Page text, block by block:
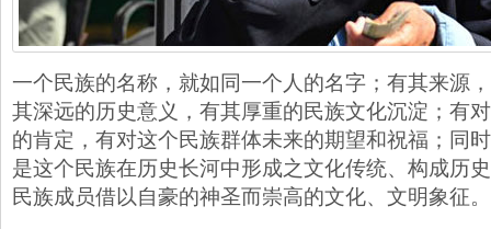
一个民族的名称，就如同一个人的名字；有其来源
其深远的历史意义，有其厚重的民族文化沉淀；有
的肯定，有对这个民族群体未来的期望和祝福；同
是这个民族在历史长河中形成之文化传统、构成历
民族成员借以自豪的神圣而崇高的文化、文明象征。